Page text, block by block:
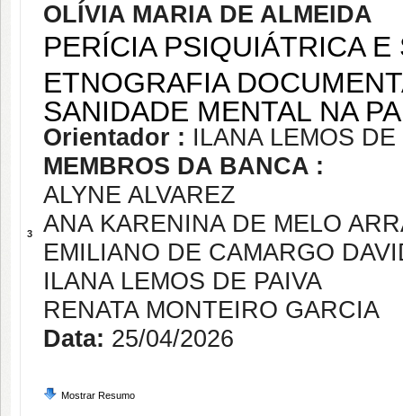
3
OLÍVIA MARIA DE ALMEIDA
PERÍCIA PSIQUIÁTRICA
ETNOGRAFIA
SANIDADE MENTAL NA
Orientador : ILANA LEMOS DE
MEMBROS DA BANCA :
ALYNE ALVAREZ
ANA KARENINA DE MELO
EMILIANO DE CAMARGO
ILANA LEMOS DE PAIVA
RENATA MONTEIRO GARCIA
Data: 25/04/2026
Mostrar Resumo